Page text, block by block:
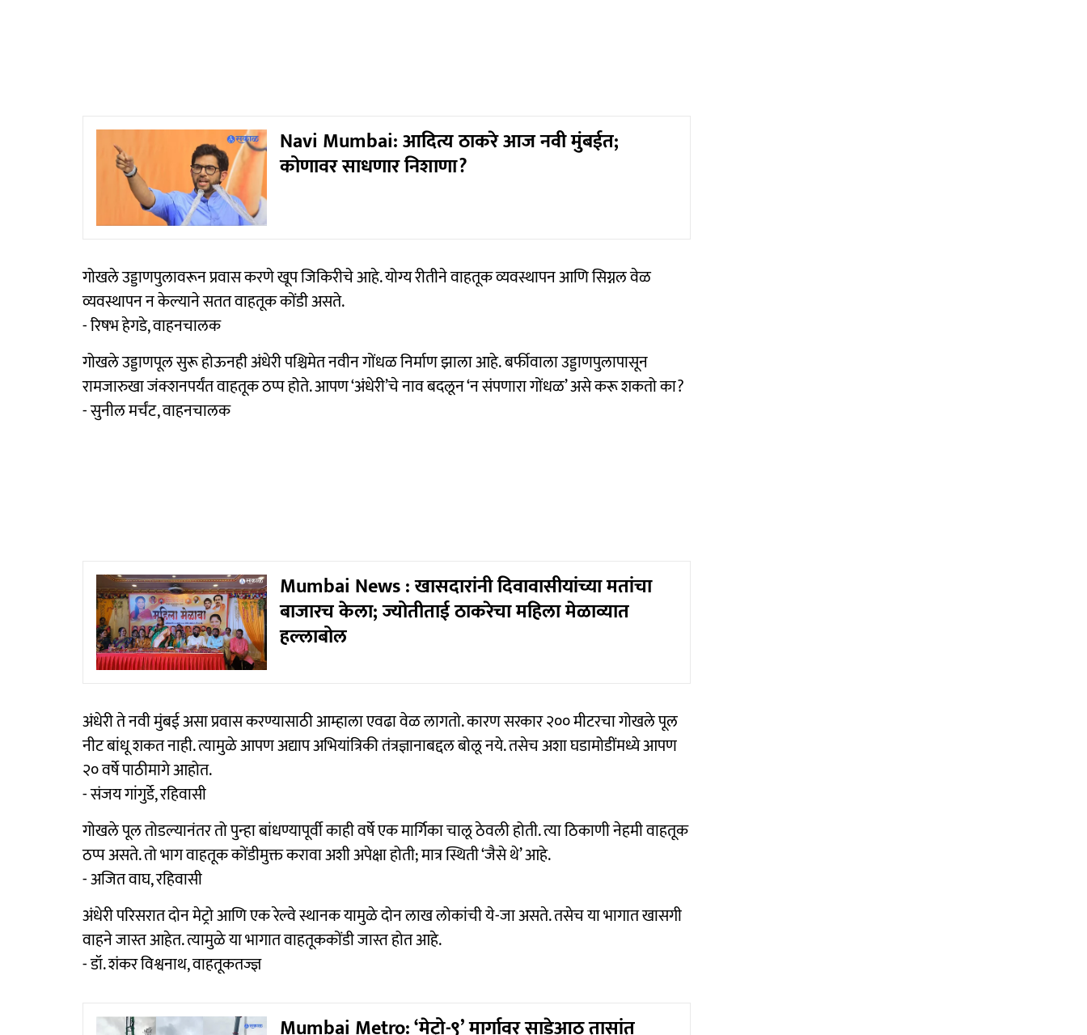
Navi Mumbai: आदित्य ठाकरे आज नवी मुंबईत;
कोणावर साधणार निशाणा?
गोखले उड्डाणपुलावरून प्रवास करणे खूप जिकिरीचे आहे. योग्य रीतीने वाहतूक व्यवस्थापन आणि सिग्नल वेळ
व्यवस्थापन न केल्याने सतत वाहतूक कोंडी असते.
- रिषभ हेगडे, वाहनचालक
गोखले उड्डाणपूल सुरू होऊनही अंधेरी पश्चिमेत नवीन गोंधळ निर्माण झाला आहे. बर्फीवाला उड्डाणपुलापासून
रामजारुखा जंक्शनपर्यंत वाहतूक ठप्प होते. आपण ‘अंधेरी’चे नाव बदलून ‘न संपणारा गोंधळ’ असे करू शकतो का?
- सुनील मर्चंट, वाहनचालक
Mumbai News : खासदारांनी दिवावासीयांच्या मतांचा
बाजारच केला; ज्योतीताई ठाकरेचा महिला मेळाव्यात
हल्लाबोल
अंधेरी ते नवी मुंबई असा प्रवास करण्यासाठी आम्हाला एवढा वेळ लागतो. कारण सरकार २०० मीटरचा गोखले पूल
नीट बांधू शकत नाही. त्यामुळे आपण अद्याप अभियांत्रिकी तंत्रज्ञानाबद्दल बोलू नये. तसेच अशा घडामोडींमध्ये आपण
२० वर्षे पाठीमागे आहोत.
- संजय गांगुर्डे, रहिवासी
गोखले पूल तोडल्यानंतर तो पुन्हा बांधण्यापूर्वी काही वर्षे एक मार्गिका चालू ठेवली होती. त्या ठिकाणी नेहमी वाहतूक
ठप्प असते. तो भाग वाहतूक कोंडीमुक्त करावा अशी अपेक्षा होती; मात्र स्थिती ‘जैसे थे’ आहे.
- अजित वाघ, रहिवासी
अंधेरी परिसरात दोन मेट्रो आणि एक रेल्वे स्थानक यामुळे दोन लाख लोकांची ये-जा असते. तसेच या भागात खासगी
वाहने जास्त आहेत. त्यामुळे या भागात वाहतूककोंडी जास्त होत आहे.
- डॉ. शंकर विश्वनाथ, वाहतूकतज्ज्ञ